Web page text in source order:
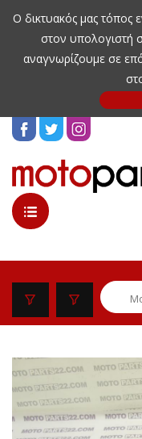
Ο δικτυακός μας τόπος
στον υπολογιστή
αναγνωρίζουμε σε